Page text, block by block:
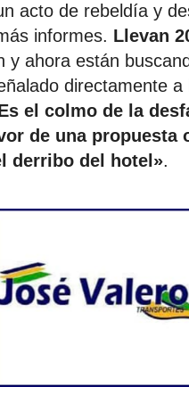
acto de rebeldía y
informes. Llevan
y ahora están
directamente
el colmo de la
de una propuesta
derribo del hotel».